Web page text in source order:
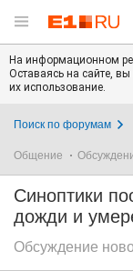
На информационном
Оставаясь на сайте,
их использование.
Поиск по форумам
Общение
Синоптики
дожди и
Обсуждение